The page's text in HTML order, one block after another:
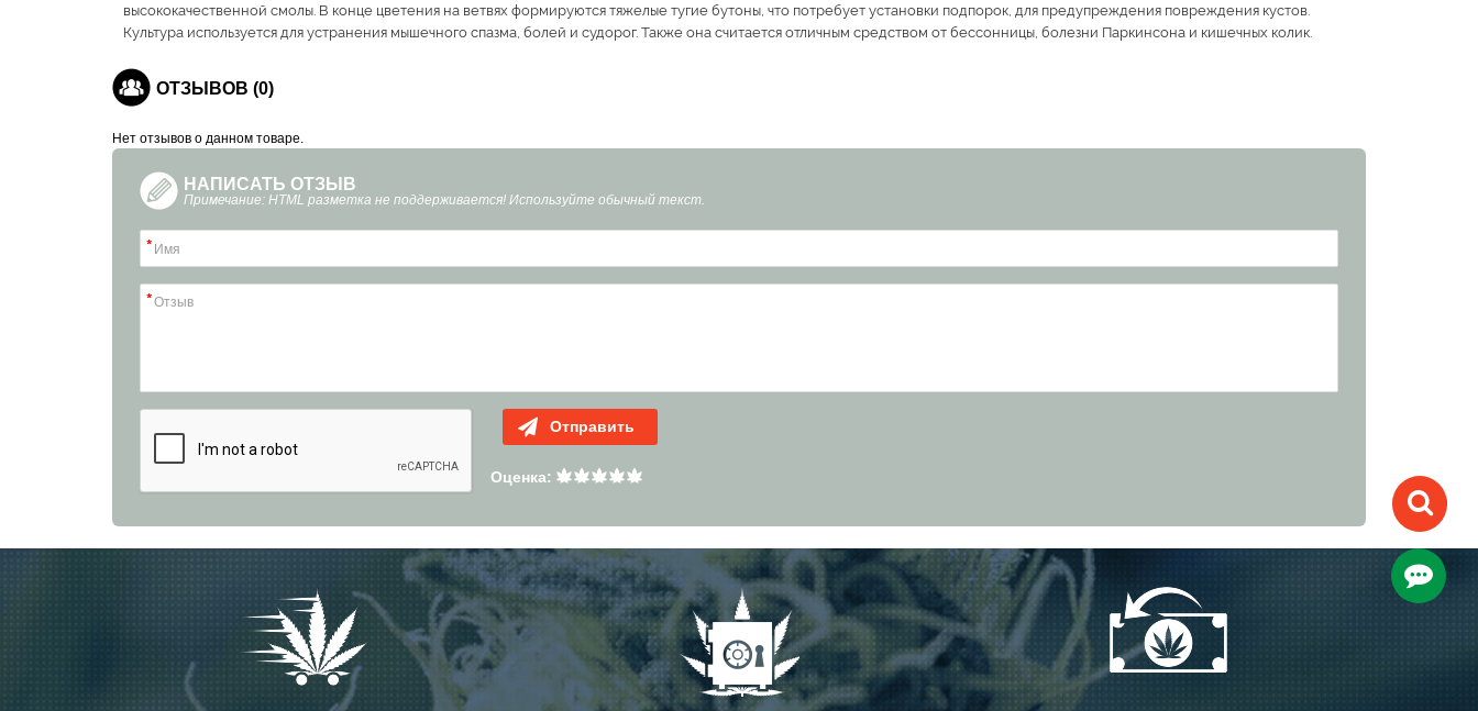
высококачественной смолы. В конце цветения на ветвях формируются тяжелые тугие бутоны, что потребует установки подпорок, для предупреждения повреждения кустов.
Культура используется для устранения мышечного спазма, болей и судорог. Также она считается отличным средством от бессонницы, болезни Паркинсона и кишечных колик.
ОТЗЫВОВ (0)
Нет отзывов о данном товаре.
НАПИСАТЬ ОТЗЫВ
Примечание: HTML разметка не поддерживается! Используйте обычный текст.
Отправить
Оценка: